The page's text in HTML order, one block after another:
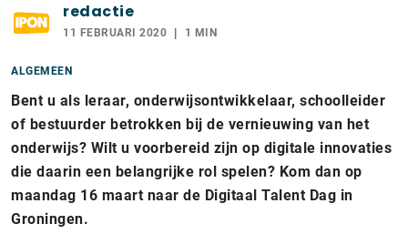
redactie
11 FEBRUARI 2020 1 MIN
ALGEMEEN
Bent u als leraar, onderwijsontwikkelaar, schoolleider
of bestuurder betrokken bij de vernieuwing van het
onderwijs? Wilt u voorbereid zijn op digitale innovaties
die daarin een belangrijke rol spelen? Kom dan op
maandag 16 maart naar de Digitaal Talent Dag in
Groningen.